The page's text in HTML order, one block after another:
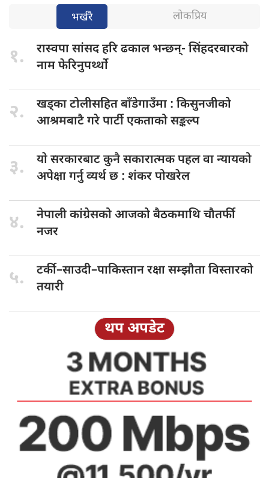
भर्खरै लोकप्रिय
१. रास्वपा सांसदहरि ढकाल भन्छन्- सिंहदरबारको
नाम फेरिनुपर्थ्थो
२. खड्का टोलीसहितबाँडेगाउँमा : किसुनजीको
आश्रमबाटै गरे पार्टी एकताको सङ्कल्प
३. याे सरकारबाटकुनै सकारात्मक पहल वा न्यायको
अपेक्षा गर्नु व्यर्थ छ : शंकर पोखरेल
४. नेपाली कांग्रेसकोआजको बैठकमाथि चौतर्फी
नजर
५. टर्की–साउदी–पाकिस्तान रक्षासम्झौता विस्तारको
तयारी
थप अपडेट